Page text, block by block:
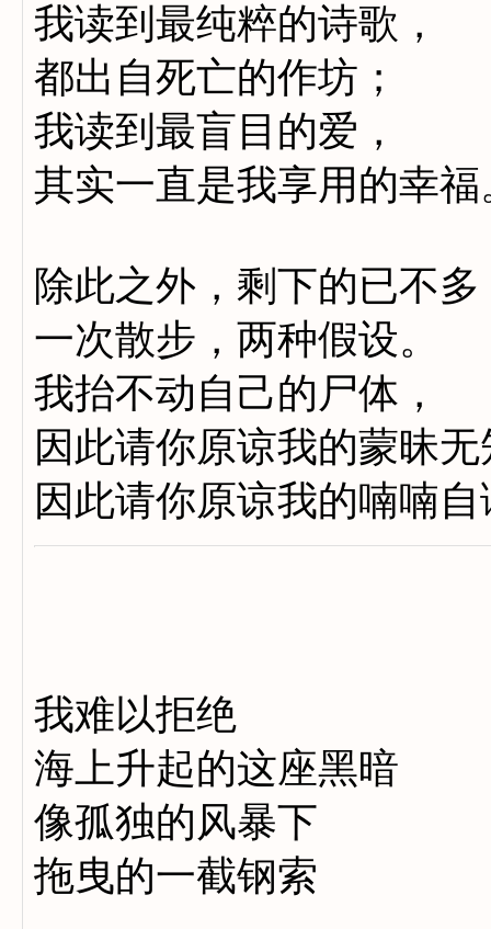
我读到最纯粹的诗歌，
都出自死亡的作坊；
我读到最盲目的爱，
其实一直是我享用的幸福
除此之外，剩下的已不多
一次散步，两种假设。
我抬不动自己的尸体，
因此请你原谅我的蒙昧无
因此请你原谅我的喃喃自
我难以拒绝
海上升起的这座黑暗
像孤独的风暴下
拖曳的一截钢索